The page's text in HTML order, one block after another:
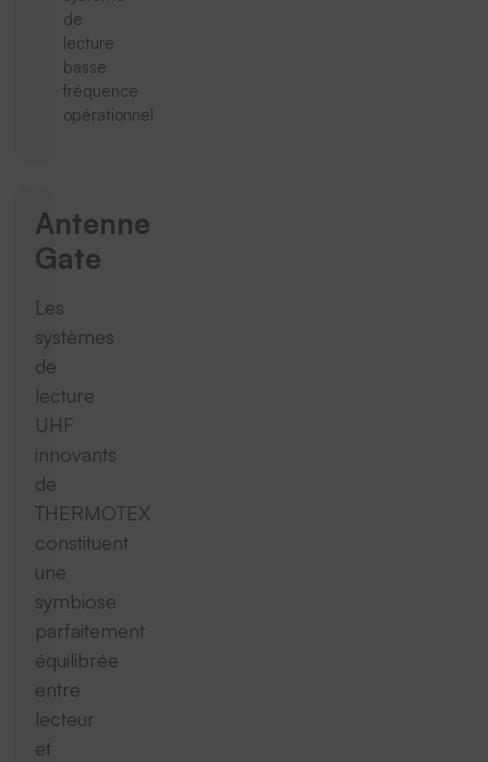
de
lecture
basse
fréquence
opérationnel
Antenne
Gate
Les
systèmes
de
lecture
UHF
innovants
de
THERMOTEX
constituent
une
symbiose
parfaitement
équilibrée
entre
lecteur
et